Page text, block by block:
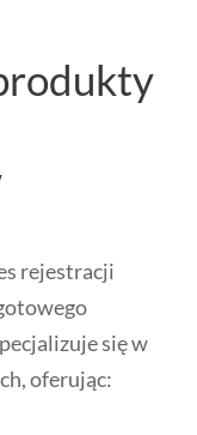
rejestracji
się w
oferując: